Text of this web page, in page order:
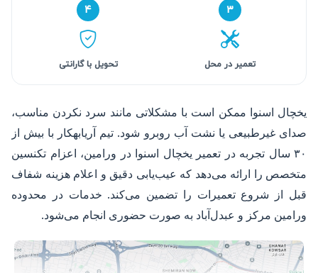
۳
تعمیر در محل
۴
تحویل با گارانتی
یخچال اسنوا ممکن است با مشکلاتی مانند سرد نکردن مناسب،
صدای غیرطبیعی یا نشت آب روبرو شود. تیم آریابهکار با بیش از
۳۰ سال تجربه در تعمیر یخچال اسنوا در ورامین، اعزام تکنسین
متخصص را ارائه می‌دهد که عیب‌یابی دقیق و اعلام هزینه شفاف
قبل از شروع تعمیرات را تضمین می‌کند. خدمات در محدوده
ورامین مرکز و عبدل‌آباد به صورت حضوری انجام می‌شود.